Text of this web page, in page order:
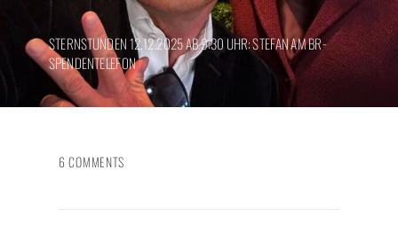
STERNSTUNDEN 12.12.2025 AB 9:30 UHR: STEFAN AM BR-
SPENDENTELEFON
6 COMMENTS